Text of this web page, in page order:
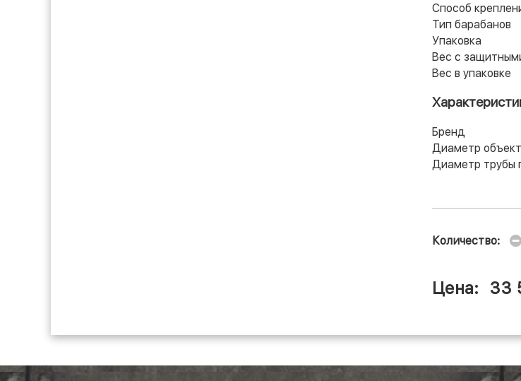
Способ
Тип барабанов
Упаковка
Вес с
Вес в упаковке
Брeнд
Диаметр
Диаметр трубы
Количество:
Цена: 33